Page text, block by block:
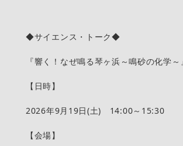
◆サイエンス・トーク◆
『響く！なぜ鳴る琴ヶ浜～鳴砂の化学～
【日時】
2026年9月19日(土) 14:00～15:30
【会場】